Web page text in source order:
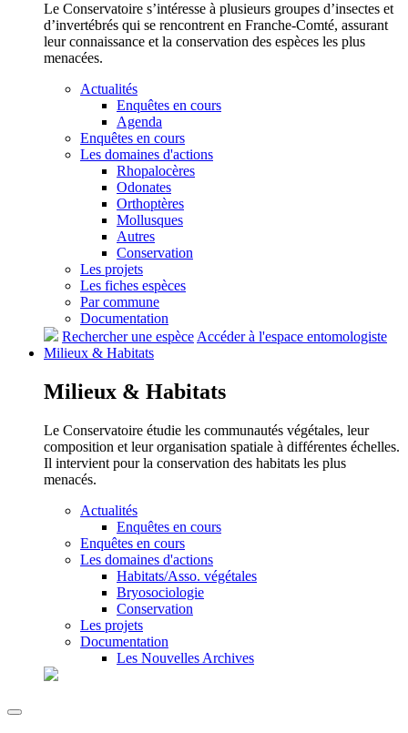
Le Conservatoire s’intéresse à plusieurs groupes d’insectes et
d’invertébrés qui se rencontrent en Franche-Comté, assurant
leur connaissance et la conservation des espèces les plus
menacées.
Actualités
Enquêtes en cours
Agenda
Enquêtes en cours
Les domaines d'actions
Rhopalocères
Odonates
Orthoptères
Mollusques
Autres
Conservation
Les projets
Les fiches espèces
Par commune
Documentation
Rechercher une espèce Accéder à l'espace entomologiste
Milieux & Habitats
Milieux & Habitats
Le Conservatoire étudie les communautés végétales, leur
composition et leur organisation spatiale à différentes échelles.
Il intervient pour la conservation des habitats les plus
menacés.
Actualités
Enquêtes en cours
Enquêtes en cours
Les domaines d'actions
Habitats/Asso. végétales
Bryosociologie
Conservation
Les projets
Documentation
Les Nouvelles Archives